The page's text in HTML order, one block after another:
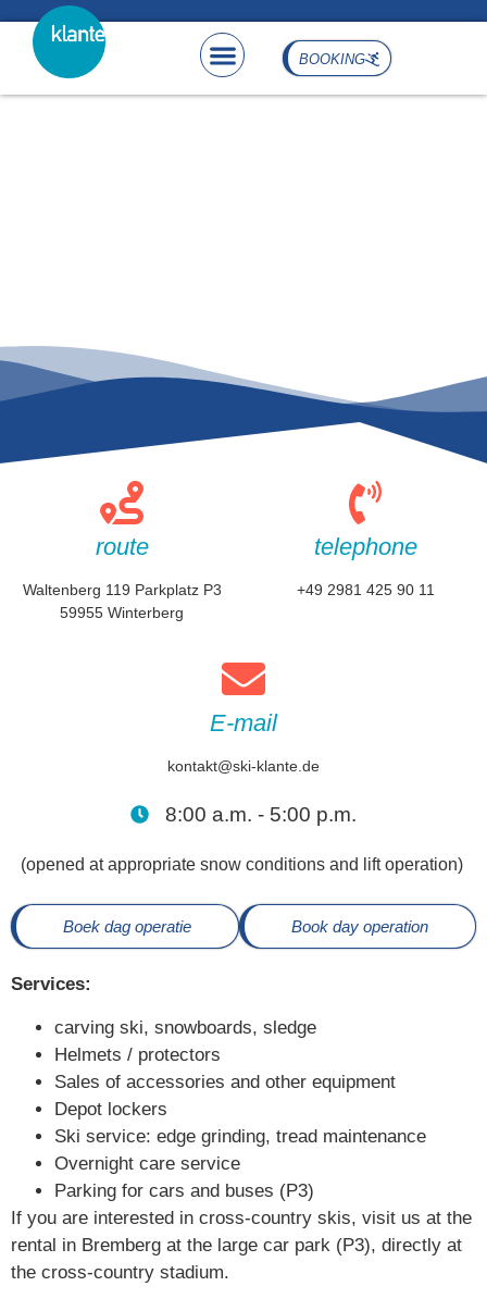
content
BOOKING
route
Waltenberg 119 Parkplatz P3
59955 Winterberg
telephone
+49 2981 425 90 11
E-mail
kontakt@ski-klante.de
8:00 a.m. - 5:00 p.m.
(opened at appropriate snow conditions and lift operation)
Boek dag operatie Book day operation
Services:
carving ski, snowboards, sledge
Helmets / protectors
Sales of accessories and other equipment
Depot lockers
Ski service: edge grinding, tread maintenance
Overnight care service
Parking for cars and buses (P3)
If you are interested in cross-country skis, visit us at the
rental in Bremberg at the large car park (P3), directly at
the cross-country stadium.